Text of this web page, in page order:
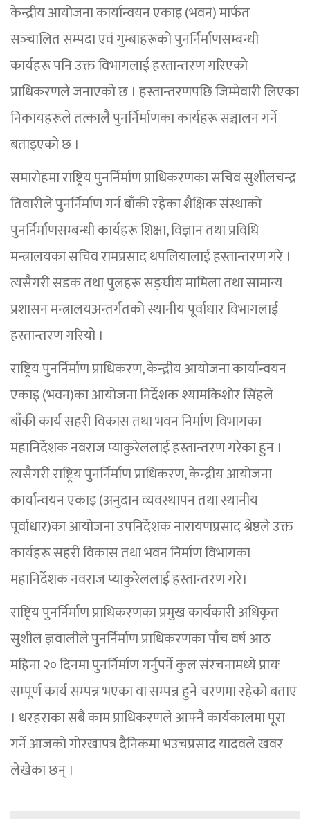
केन्द्रीय आयोजना कार्यान्वयन एकाइ (भवन) मार्फत
सञ्‍चालित सम्पदा एवं गुम्बाहरूको पुनर्निर्माणसम्बन्धी
कार्यहरू पनि उक्त विभागलाई हस्तान्तरण गरिएको
प्राधिकरणले जनाएको छ । हस्तान्तरणपछि जिम्मेवारी लिएका
निकायहरूले तत्कालै पुनर्निर्माणका कार्यहरू सञ्चालन गर्ने
बताइएको छ ।
समारोहमा राष्ट्रिय पुनर्निर्माण प्राधिकरणका सचिव सुशीलचन्द्र
तिवारीले पुनर्निर्माण गर्न बाँकी रहेका शैक्षिक संस्थाको
पुनर्निर्माणसम्बन्धी कार्यहरू शिक्षा, विज्ञान तथा प्रविधि
मन्त्रालयका सचिव रामप्रसाद थपलियालाई हस्तान्तरण गरे ।
त्यसैगरी सडक तथा पुलहरू सङ्घीय मामिला तथा सामान्य
प्रशासन मन्त्रालयअन्तर्गतको स्थानीय पूर्वाधार विभागलाई
हस्तान्तरण गरियो ।
राष्ट्रिय पुनर्निर्माण प्राधिकरण, केन्द्रीय आयोजना कार्यान्वयन
एकाइ (भवन)का आयोजना निर्देशक श्यामकिशोर सिंहले
बाँकी कार्य सहरी विकास तथा भवन निर्माण विभागका
महानिर्देशक नवराज प्याकुरेललाई हस्तान्तरण गरेका हुन ।
त्यसैगरी राष्ट्रिय पुनर्निर्माण प्राधिकरण, केन्द्रीय आयोजना
कार्यान्वयन एकाइ (अनुदान व्यवस्थापन तथा स्थानीय
पूर्वाधार)का आयोजना उपनिर्देशक नारायणप्रसाद श्रेष्ठले उक्त
कार्यहरू सहरी विकास तथा भवन निर्माण विभागका
महानिर्देशक नवराज प्याकुरेललाई हस्तान्तरण गरे।
राष्ट्रिय पुनर्निर्माण प्राधिकरणका प्रमुख कार्यकारी अधिकृत
सुशील ज्ञवालीले पुनर्निर्माण प्राधिकरणका पाँच वर्ष आठ
महिना २० दिनमा पुनर्निर्माण गर्नुपर्ने कुल संरचनामध्ये प्रायः
सम्पूर्ण कार्य सम्पन्न भएका वा सम्पन्न हुने चरणमा रहेको बताए
। धरहराका सबै काम प्राधिकरणले आफ्नै कार्यकालमा पूरा
गर्ने आजको गोरखापत्र दैनिकमा भउचप्रसाद यादवले खवर
लेखेका छन् ।